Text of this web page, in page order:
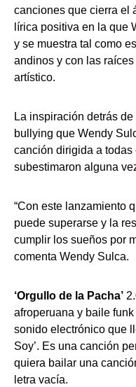
canciones que cierra el
lírica positiva en la que
y se muestra tal como
andinos y con las
artístico.
La inspiración detrás de
bullying que Wendy
canción dirigida a
subestimaron alguna
“Con este lanzamiento
puede superarse y la
cumplir los sueños por
comenta Wendy Sulca.
‘Orgullo de la Pacha’
afroperuana y baile
sonido electrónico que
Soy’. Es una canción
quiera bailar una
letra vacía.